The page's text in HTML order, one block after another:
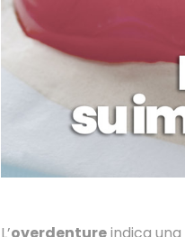
L’overdentureindica una